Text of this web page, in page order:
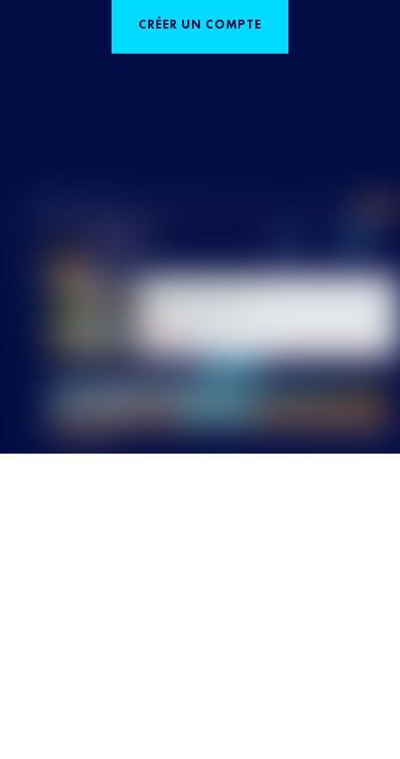
CRÉER UN COMPTE